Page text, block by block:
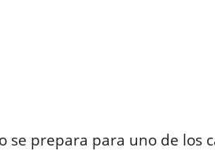
se prepara para uno de los